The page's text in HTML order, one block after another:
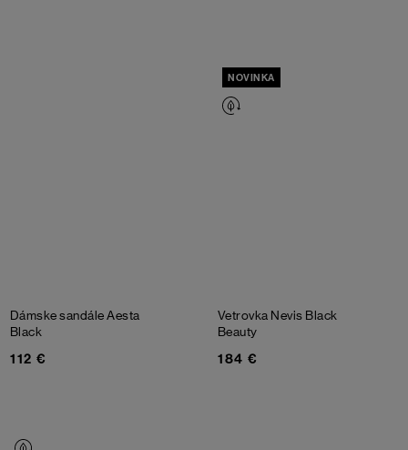
Dámske sandále Aesta
Black
112 €
NOVINKA
Vetrovka Nevis Black
Beauty
184 €